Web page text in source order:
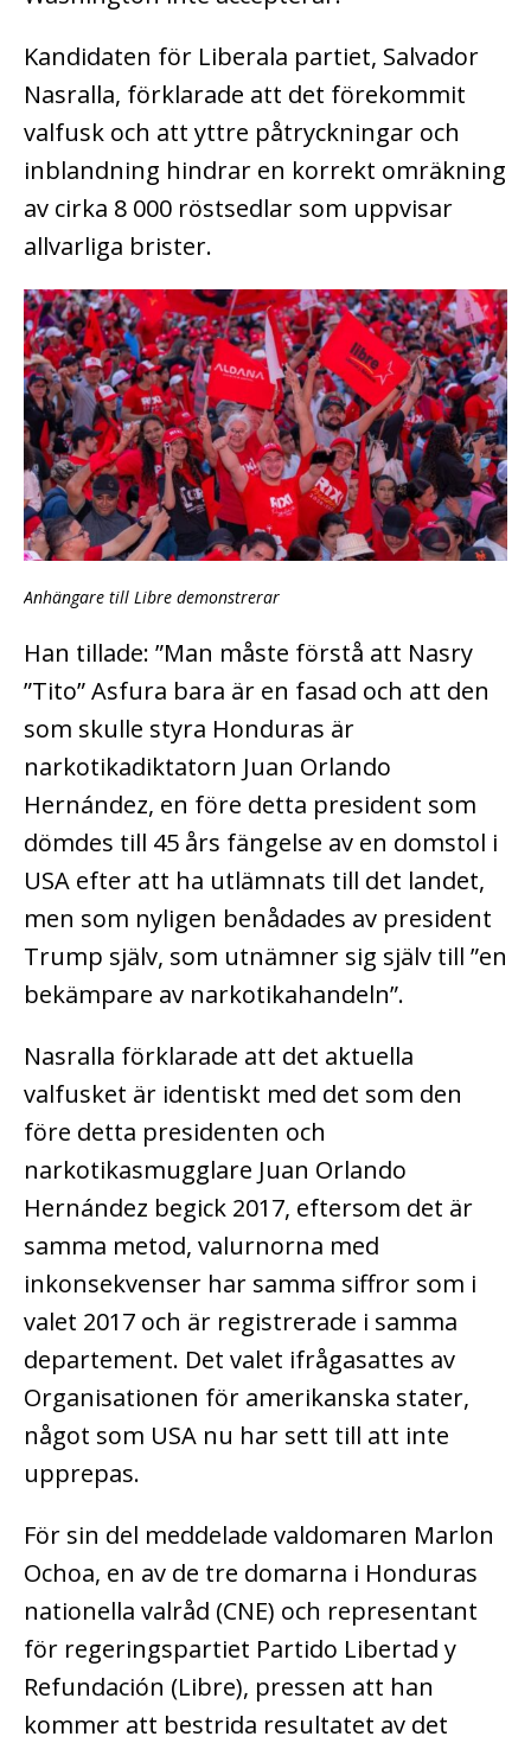
Kandidaten för Liberala partiet, Salvador
Nasralla, förklarade att det förekommit
valfusk och att yttre påtryckningar och
inblandning hindrar en korrekt omräkning
av cirka 8 000 röstsedlar som uppvisar
allvarliga brister.
Anhängare till Libre demonstrerar
Han tillade: ”Man måste förstå att Nasry
”Tito” Asfura bara är en fasad och att den
som skulle styra Honduras är
narkotikadiktatorn Juan Orlando
Hernández, en före detta president som
dömdes till 45 års fängelse av en domstol i
USA efter att ha utlämnats till det landet,
men som nyligen benådades av president
Trump själv, som utnämner sig själv till ”en
bekämpare av narkotikahandeln”.
Nasralla förklarade att det aktuella
valfusket är identiskt med det som den
före detta presidenten och
narkotikasmugglare Juan Orlando
Hernández begick 2017, eftersom det är
samma metod, valurnorna med
inkonsekvenser har samma siffror som i
valet 2017 och är registrerade i samma
departement. Det valet ifrågasattes av
Organisationen för amerikanska stater,
något som USA nu har sett till att inte
upprepas.
För sin del meddelade valdomaren Marlon
Ochoa, en av de tre domarna i Honduras
nationella valråd (CNE) och representant
för regeringspartiet Partido Libertad y
Refundación (Libre), pressen att han
kommer att bestrida resultatet av det